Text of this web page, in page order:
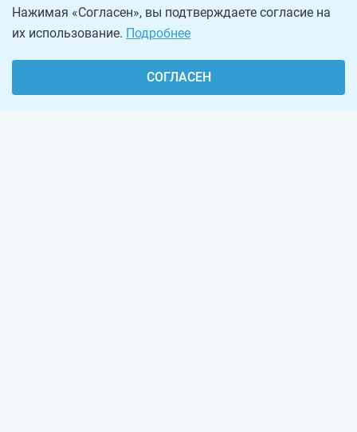
Нажимая «Согласен», вы подтверждаете согласие на
их использование. Подробнее
СОГЛАСЕН